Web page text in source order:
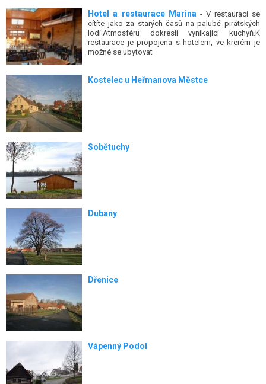
Hotel a restaurace Marina - V restauraci se
cítíte jako za starých časů na palubě pirátských
lodí.Atmosféru dokreslí vynikající kuchyň.K
restaurace je propojena s hotelem, ve krerém je
možné se ubytovat
Kostelec u Heřmanova Městce
Sobětuchy
Dubany
Dřenice
Vápenný Podol